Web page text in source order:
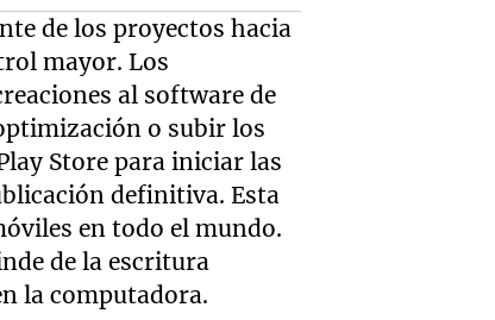
de los proyectos hacia
mayor. Los
al software de
o subir los
Store para iniciar las
definitiva. Esta
en todo el mundo.